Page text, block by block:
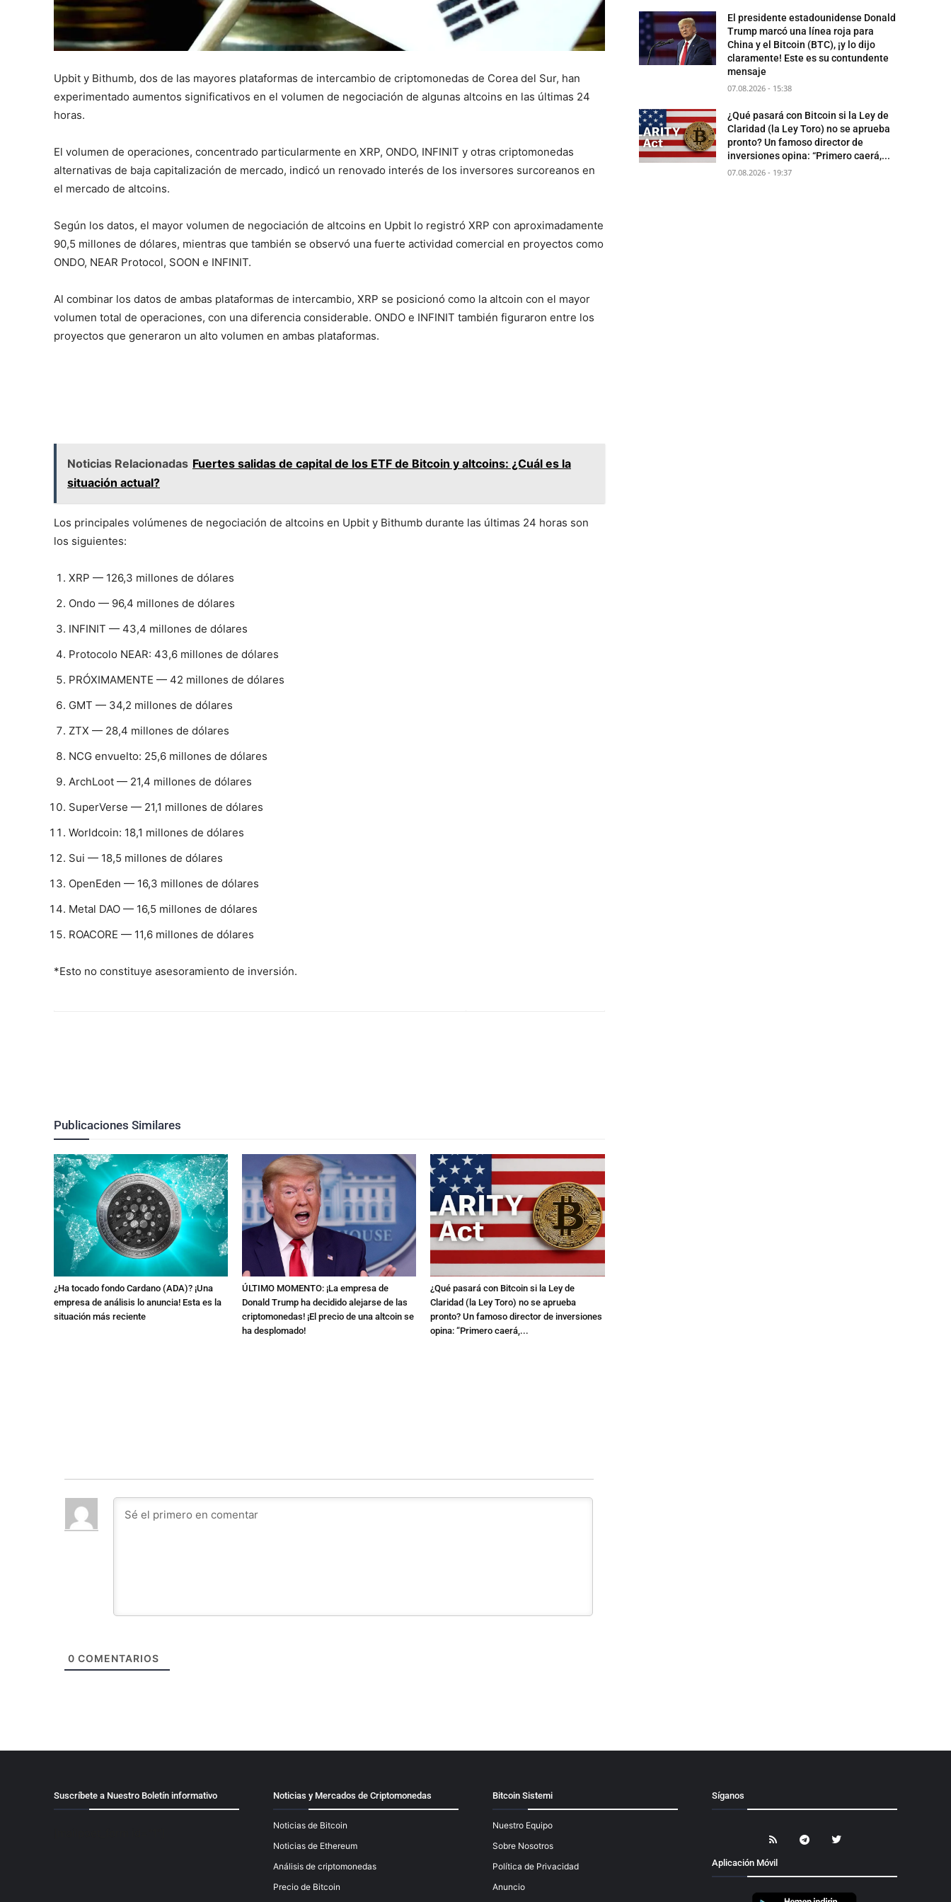
Upbit y Bithumb, dos de las mayores plataformas de intercambio de criptomonedas de Corea del Sur, han
experimentado aumentos significativos en el volumen de negociación de algunas altcoins en las últimas 24
horas.
El volumen de operaciones, concentrado particularmente en XRP, ONDO, INFINIT y otras criptomonedas
alternativas de baja capitalización de mercado, indicó un renovado interés de los inversores surcoreanos en
el mercado de altcoins.
Según los datos, el mayor volumen de negociación de altcoins en Upbit lo registró XRP con aproximadamente
90,5 millones de dólares, mientras que también se observó una fuerte actividad comercial en proyectos como
ONDO, NEAR Protocol, SOON e INFINIT.
Al combinar los datos de ambas plataformas de intercambio, XRP se posicionó como la altcoin con el mayor
volumen total de operaciones, con una diferencia considerable. ONDO e INFINIT también figuraron entre los
proyectos que generaron un alto volumen en ambas plataformas.
Noticias Relacionadas Fuertes salidas de capital de los ETF de Bitcoin y altcoins: ¿Cuál es la
situación actual?
Los principales volúmenes de negociación de altcoins en Upbit y Bithumb durante las últimas 24 horas son
los siguientes:
XRP — 126,3 millones de dólares
Ondo — 96,4 millones de dólares
INFINIT — 43,4 millones de dólares
Protocolo NEAR: 43,6 millones de dólares
PRÓXIMAMENTE — 42 millones de dólares
GMT — 34,2 millones de dólares
ZTX — 28,4 millones de dólares
NCG envuelto: 25,6 millones de dólares
ArchLoot — 21,4 millones de dólares
SuperVerse — 21,1 millones de dólares
Worldcoin: 18,1 millones de dólares
Sui — 18,5 millones de dólares
OpenEden — 16,3 millones de dólares
Metal DAO — 16,5 millones de dólares
ROACORE — 11,6 millones de dólares
*Esto no constituye asesoramiento de inversión.
Publicaciones Similares
¿Ha tocado fondo Cardano (ADA)? ¡Una
empresa de análisis lo anuncia! Esta es la
situación más reciente
ÚLTIMO MOMENTO: ¡La empresa de
Donald Trump ha decidido alejarse de las
criptomonedas! ¡El precio de una altcoin se
ha desplomado!
¿Qué pasará con Bitcoin si la Ley de
Claridad (la Ley Toro) no se aprueba
pronto? Un famoso director de inversiones
opina: “Primero caerá,...
0 COMENTARIOS
El presidente estadounidense Donald
Trump marcó una línea roja para
China y el Bitcoin (BTC), ¡y lo dijo
claramente! Este es su contundente
mensaje
07.08.2026 - 15:38
¿Qué pasará con Bitcoin si la Ley de
Claridad (la Ley Toro) no se aprueba
pronto? Un famoso director de
inversiones opina: “Primero caerá,...
07.08.2026 - 19:37
Suscríbete a Nuestro Boletín informativo Noticias y Mercados de Criptomonedas
Noticias de Bitcoin
Noticias de Ethereum
Análisis de criptomonedas
Precio de Bitcoin
Bitcoin Sistemi
Nuestro Equipo
Sobre Nosotros
Política de Privacidad
Anuncio
Síganos
Aplicación Móvil